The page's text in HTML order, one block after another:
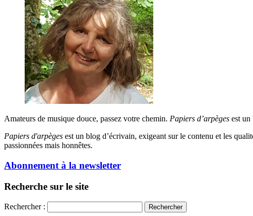
Amateurs de musique douce, passez votre chemin. Papiers d’arpèges est un
Papiers d'arpèges est un blog d’écrivain, exigeant sur le contenu et les
passionnées mais honnêtes.
Abonnement à la newsletter
Recherche sur le site
Rechercher :